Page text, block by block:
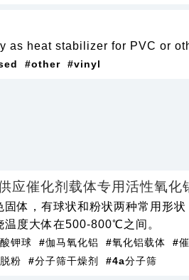
as heat stabilizer for PVC or
#other #vinyl
应催化剂载体专用活性氧化
体，有球状和粉状两种常用形状
温度大体在500-800℃之间。
钾球 #伽马氧化铝 #氧化铝载体
#
粉 #分子筛干燥剂 #4a分子筛